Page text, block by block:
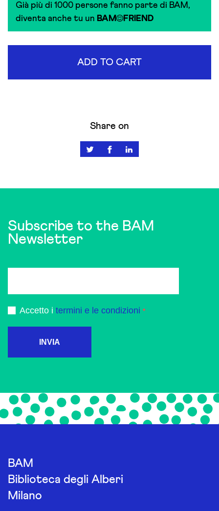
Già più di 1000 persone fanno parte di BAM,
diventa anche tu un BAM FRIEND
ADD TO CART
Share on
Subscribe to the BAM
Newsletter
Accetto i termini e le condizioni
INVIA
BAM
Biblioteca degli Alberi
Milano